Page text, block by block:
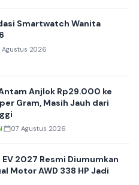
Smartwatch Wanita
Agustus 2026
Anjlok Rp29.000 ke
Gram, Masih Jauh dari
07 Agustus 2026
EV 2027 Resmi Diumumkan
Motor AWD 338 HP Jadi